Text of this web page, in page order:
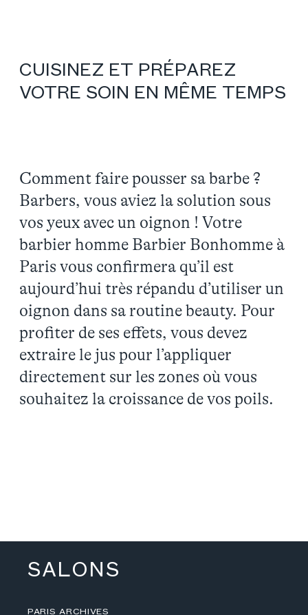
CUISINEZ ET PRÉPAREZ
VOTRE SOIN EN MÊME TEMPS
Comment faire pousser sa barbe ?
Barbers, vous aviez la solution sous
vos yeux avec un oignon ! Votre
barbier homme Barbier Bonhomme à
Paris vous confirmera qu’il est
aujourd’hui très répandu d’utiliser un
oignon dans sa routine beauty. Pour
profiter de ses effets, vous devez
extraire le jus pour l’appliquer
directement sur les zones où vous
souhaitez la croissance de vos poils.
SALONS
PARIS ARCHIVES